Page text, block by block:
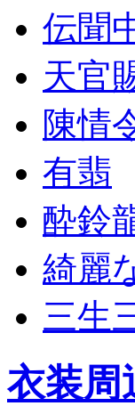
伝聞
天官
陳情
有翡
酔鈴
綺麗
三生
衣装周